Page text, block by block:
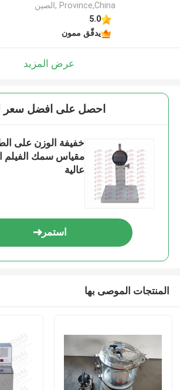
Province,China ,الصين
5.0
يدقّق ممون
عرض المزيد
احصل على افضل سعر
خفيفة الوزن على
مقياس سمك الفيلم
عالية
استمر
المنتجات الموصى بها